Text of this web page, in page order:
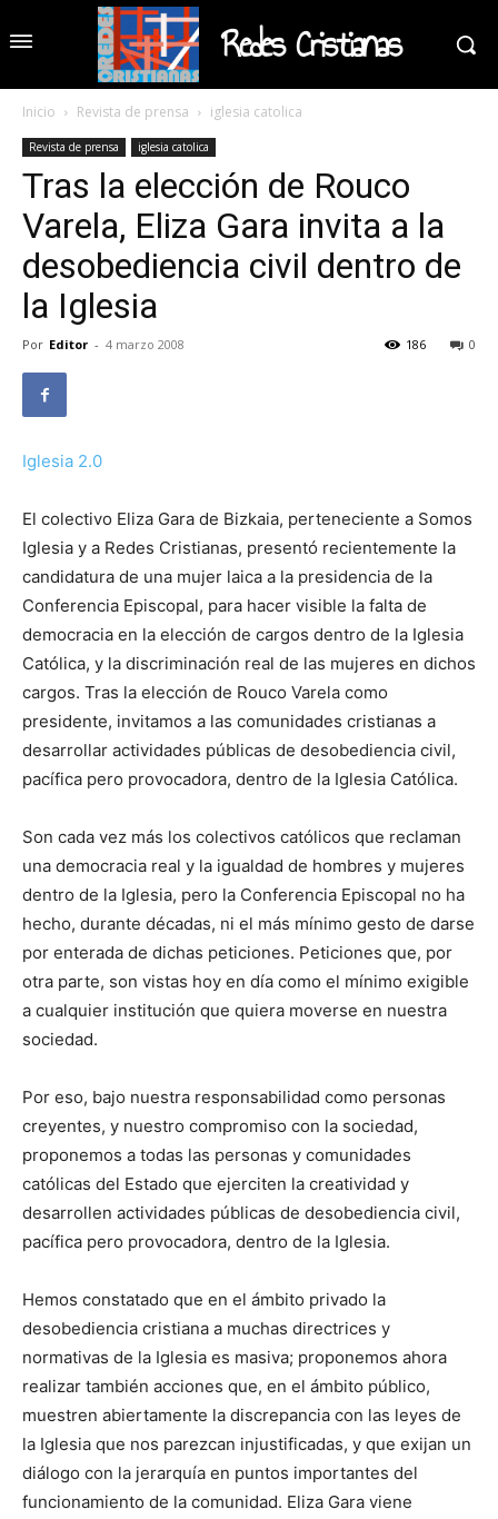
Redes Cristianas
Inicio Revista de prensa iglesia catolica
Revista de prensa iglesia catolica
Tras la elección de Rouco
Varela, Eliza Gara invita a la
desobediencia civil dentro de
la Iglesia
Por Editor - 4 marzo 2008 0
186
Iglesia 2.0
El colectivo Eliza Gara de Bizkaia, perteneciente a Somos
Iglesia y a Redes Cristianas, presentó recientemente la
candidatura de una mujer laica a la presidencia de la
Conferencia Episcopal, para hacer visible la falta de
democracia en la elección de cargos dentro de la Iglesia
Católica, y la discriminación real de las mujeres en dichos
cargos. Tras la elección de Rouco Varela como
presidente, invitamos a las comunidades cristianas a
desarrollar actividades públicas de desobediencia civil,
pacífica pero provocadora, dentro de la Iglesia Católica.
Son cada vez más los colectivos católicos que reclaman
una democracia real y la igualdad de hombres y mujeres
dentro de la Iglesia, pero la Conferencia Episcopal no ha
hecho, durante décadas, ni el más mínimo gesto de darse
por enterada de dichas peticiones. Peticiones que, por
otra parte, son vistas hoy en día como el mínimo exigible
a cualquier institución que quiera moverse en nuestra
sociedad.
Por eso, bajo nuestra responsabilidad como personas
creyentes, y nuestro compromiso con la sociedad,
proponemos a todas las personas y comunidades
católicas del Estado que ejerciten la creatividad y
desarrollen actividades públicas de desobediencia civil,
pacífica pero provocadora, dentro de la Iglesia.
Hemos constatado que en el ámbito privado la
desobediencia cristiana a muchas directrices y
normativas de la Iglesia es masiva; proponemos ahora
realizar también acciones que, en el ámbito público,
muestren abiertamente la discrepancia con las leyes de
la Iglesia que nos parezcan injustificadas, y que exijan un
diálogo con la jerarquía en puntos importantes del
funcionamiento de la comunidad. Eliza Gara viene